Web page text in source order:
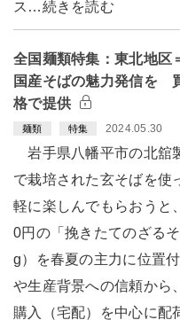
ス…続きを読む
全国麺類特集：東北地
国産そばの魅力発信を
格で提供
麺類 特集 2024.05.30
岩手県八幡平市の北舘
で栽培された玄そばを使
軽に楽しんでもらおうと
0円の「挽きたてのざる
g）を春夏の主力に位置
や生産背景への信頼から
購入（宅配）を中心に配